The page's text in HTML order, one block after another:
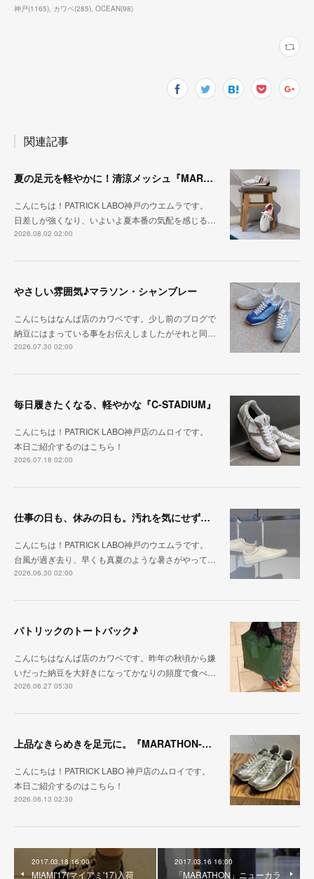
神戸(1165) カワベ(285) OCEAN(98)
関連記事
夏の足元を軽やかに！清涼メッシュ『MARATHON-ME2』
こんにちは！PATRICK LABO神戸のウエムラです。
日差しが強くなり、いよいよ夏本番の気配を感じる…
2026.08.02 02:00
やさしい雰囲気♪マラソン・シャンブレー
こんにちはなんば店のカワベです。少し前のブログで
納豆にはまっている事をお伝えしましたがそれと同…
2026.07.30 02:00
毎日履きたくなる、軽やかな『C-STADIUM』
こんにちは！PATRICK LABO神戸店のムロイです。
本日ご紹介するのはこちら！
2026.07.18 02:00
仕事の日も、休みの日も。汚れを気にせず毎日履ける『PUNCH-WP_WHT』
こんにちは！PATRICK LABO神戸のウエムラです。
台風が過ぎ去り、早くも真夏のような暑さがやって…
2026.06.30 02:00
パトリックのトートバック♪
こんにちはなんば店のカワベです。昨年の秋頃から嫌
いだった納豆を大好きになってかなりの頻度で食べ…
2026.06.27 05:30
上品なきらめきを足元に。『MARATHON-HAKU』
こんにちは！PATRICK LABO 神戸店のムロイです。
本日ご紹介するのはこちら！
2026.06.13 02:30
2017.03.18 16:00
MIAMI'17(マイアミ'17)入荷
2017.03.16 16:00
「MARATHON」ニューカラ